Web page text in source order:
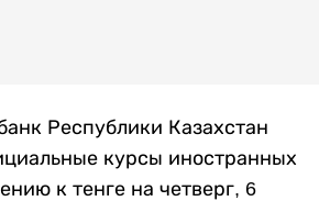
Республики Казахстан
курсы иностранных
к тенге на четверг, 6